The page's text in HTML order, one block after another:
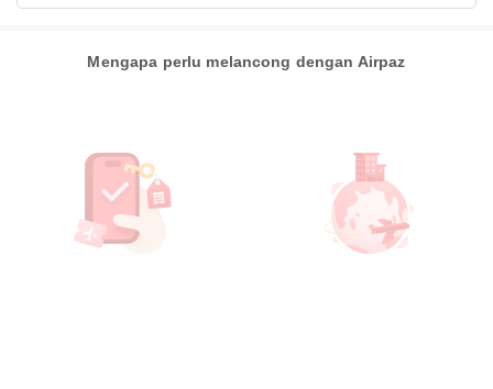
Mengapa perlu melancong dengan Airpaz